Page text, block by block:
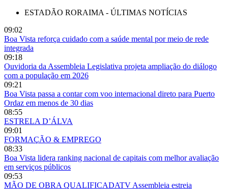
ESTADÃO RORAIMA - ÚLTIMAS NOTÍCIAS
09:02
Boa Vista reforça cuidado com a saúde mental por meio de rede
integrada
09:18
Ouvidoria da Assembleia Legislativa projeta ampliação do diálogo
com a população em 2026
09:21
Boa Vista passa a contar com voo internacional direto para Puerto
Ordaz em menos de 30 dias
08:55
ESTRELA D’ÁLVA
09:01
FORMAÇÃO & EMPREGO
08:33
Boa Vista lidera ranking nacional de capitais com melhor avaliação
em serviços públicos
09:53
MÃO DE OBRA QUALIFICADATV Assembleia estreia